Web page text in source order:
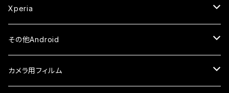
セラミックフィルム
セラミックフィルム
ガラスフィルム
ケース・カバー
iPhone6
ガラスフィルム
ケース・カバー
ケース
ガラスフィルム
ケース
iPhone7Plus
ガラスフィルム
ケース
iPhone8Plus
ガラスフィルム
セラミックフィルム
ケース
ガラスフィルム
セラミックフィルム
ケース
Xperia
ガラスフィルム
その他Android
AQUOS
カメラ用フィルム